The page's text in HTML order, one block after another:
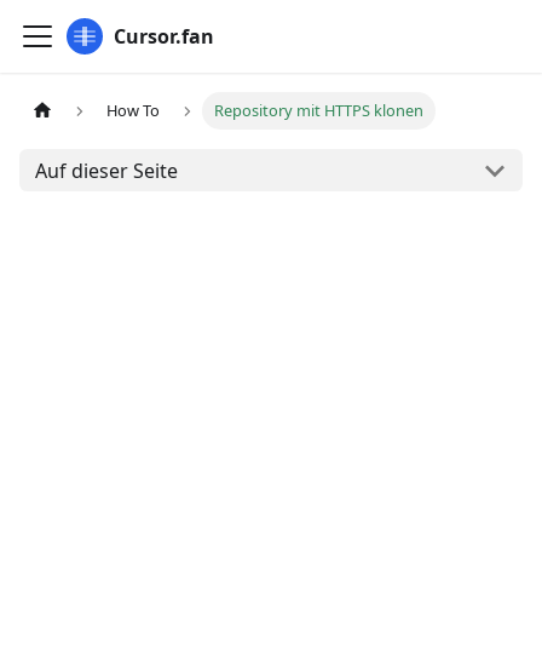
Cursor.fan
How To Repository mit HTTPS klonen
Auf dieser Seite